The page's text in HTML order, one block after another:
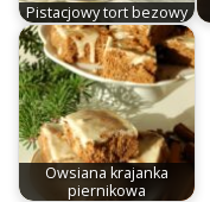
Pistacjowy tort bezowy
Owsiana krajanka
piernikowa